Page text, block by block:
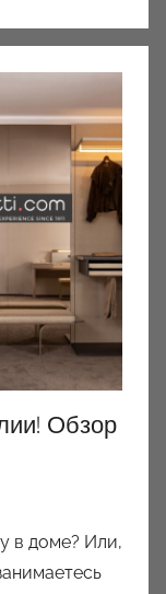
Обзор
в доме? Или,